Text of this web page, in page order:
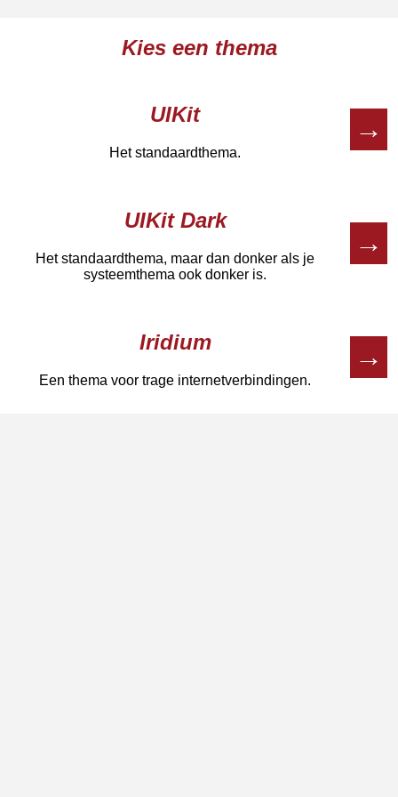
Kies een thema
UIKit
Het standaardthema.
→
UIKit Dark
Het standaardthema, maar dan donker als je
systeemthema ook donker is.
→
Iridium
Een thema voor trage internetverbindingen.
→